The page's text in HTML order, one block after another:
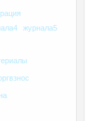
журнала5